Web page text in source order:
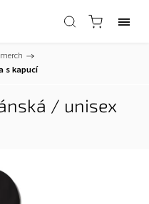
/
s kapucí
/ unisex